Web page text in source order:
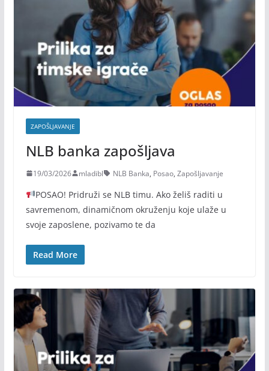
ZAPOŠLJAVANJE
NLB banka zapošljava
19/03/2026 mladibl NLB Banka, Posao, Zapošljavanje
POSAO! Pridruži se NLB timu. Ako želiš raditi u
savremenom, dinamičnom okruženju koje ulaže u
svoje zaposlene, pozivamo te da
Read More